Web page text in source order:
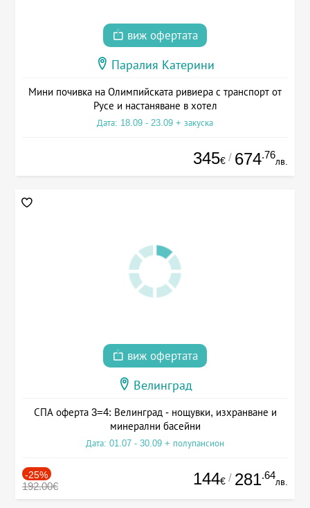
виж офертата
Паралия Катерини
Мини почивка на Олимпийската ривиера с транспорт от
Русе и настаняване в хотел
Дата: 18.09 - 23.09 + закуска
345€ / 674.76
лв.
виж офертата
Велинград
СПА оферта 3=4: Велинград - нощувки, изхранване и
минерални басейни
Дата: 01.07 - 30.09 + полупансион
-25%
192.00€ 144€ / 281.64
лв.